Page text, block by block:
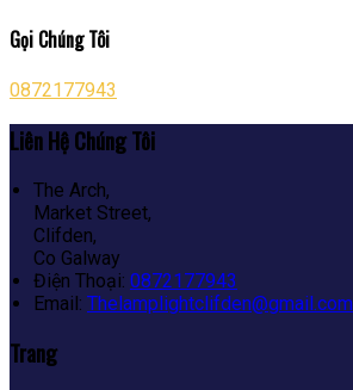
Gọi Chúng Tôi
0872177943
Liên Hệ Chúng Tôi
The Arch,
Market Street,
Clifden,
Co Galway
Điện Thoại: 0872177943
Email: Thelamplightclifden@gmail.com
Trang